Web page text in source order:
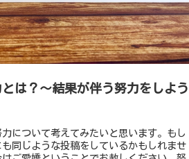
は？～結果が伴う努力をしよう
について考えてみたいと思います。もし
同じような投稿をしているかもしれませ